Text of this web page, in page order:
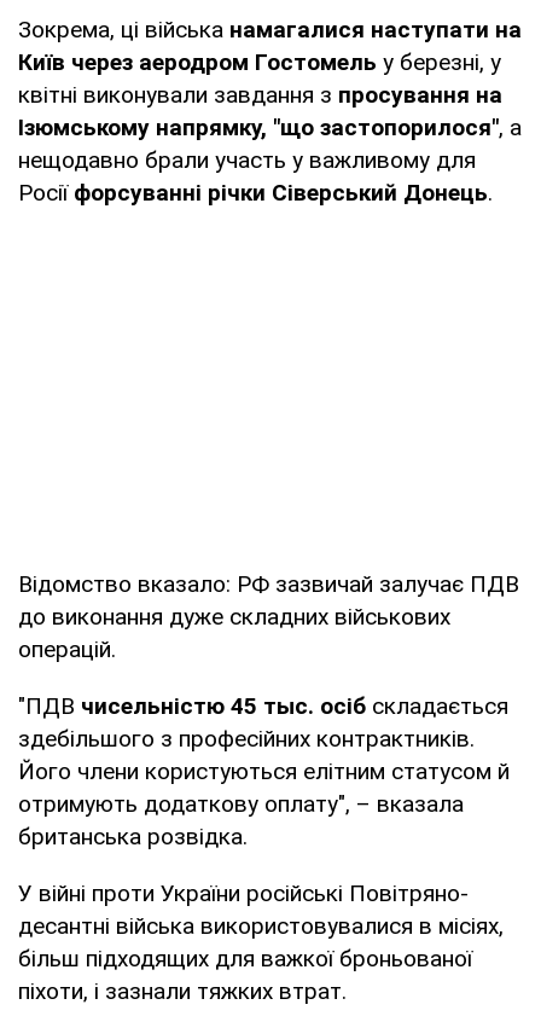
Зокрема, ці війська намагалися наступати на
Київ через аеродром Гостомель у березні, у
квітні виконували завдання з просування на
Ізюмському напрямку, "що застопорилося", а
нещодавно брали участь у важливому для
Росії форсуванні річки Сіверський Донець.
Відомство вказало: РФ зазвичай залучає ПДВ
до виконання дуже складних військових
операцій.
"ПДВ чисельністю 45 тыс. осіб складається
здебільшого з професійних контрактників.
Його члени користуються елітним статусом й
отримують додаткову оплату", – вказала
британська розвідка.
У війні проти України російські Повітряно-
десантні війська використовувалися в місіях,
більш підходящих для важкої броньованої
піхоти, і зазнали тяжких втрат.